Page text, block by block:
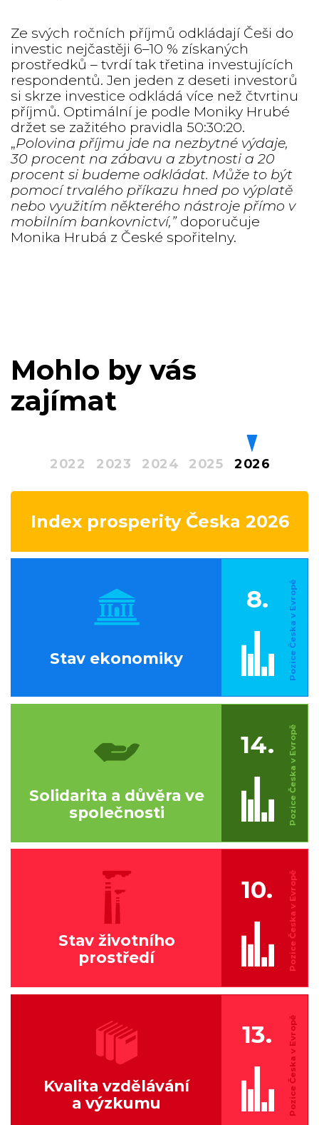
Ze svých ročních příjmů odkládají Češi do
investic nejčastěji 6–10 % získaných
prostředků – tvrdí tak třetina investujících
respondentů. Jen jeden z deseti investorů
si skrze investice odkládá více než čtvrtinu
příjmů. Optimální je podle Moniky Hrubé
držet se zažitého pravidla 50:30:20.
„Polovina příjmu jde na nezbytné výdaje,
30 procent na zábavu a zbytnosti a 20
procent si budeme odkládat. Může to být
pomocí trvalého příkazu hned po výplatě
nebo využitím některého nástroje přímo v
mobilním bankovnictví,”doporučuje
Monika Hrubá z České spořitelny.
Mohlo by vás
zajímat
2022 2023 2024 2025 2026
Index prosperity Česka 2026
Stav ekonomiky
8.
Solidarita a důvěra ve
společnosti
14.
Stav životního
prostředí
10.
Kvalita vzdělávání
a výzkumu
13.